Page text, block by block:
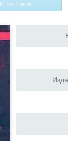
В Твиттере